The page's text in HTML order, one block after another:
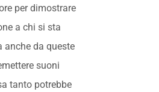
per dimostrare
a chi si sta
anche da queste
suoni
tanto potrebbe